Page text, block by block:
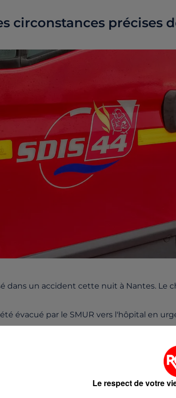
circonstances précises
dans un accident cette nuit à Nantes. Le
évacué par le SMUR vers l'hôpital en
Le respect de votre